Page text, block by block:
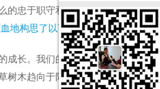
的忠于职守和无私奉献。
地构思了以下段落内容。
成长。我们的态度决定着
树木趋向于阳光一样，趋